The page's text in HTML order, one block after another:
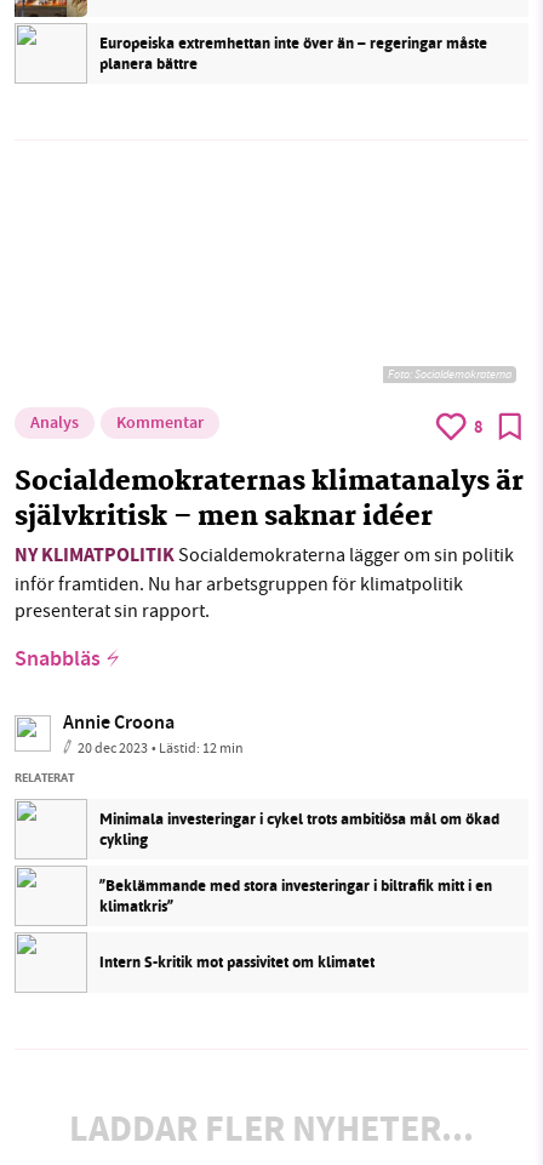
Europeiska extremhettan inte över än – regeringar måste
planera bättre
Foto:Socialdemokraterna
Analys Kommentar 8
Socialdemokraternas klimatanalys är
självkritisk – men saknar idéer
NY KLIMATPOLITIKSocialdemokraterna lägger om sin politik
inför framtiden. Nu har arbetsgruppen för klimatpolitik
presenterat sin rapport.
Snabbläs
Annie Croona
20 dec 2023• Lästid: 12 min
RELATERAT
Minimala investeringar i cykel trots ambitiösa mål om ökad
cykling
”Beklämmande med stora investeringar i biltrafik mitt i en
klimatkris”
Intern S-kritik mot passivitet om klimatet
LADDAR FLER NYHETER...